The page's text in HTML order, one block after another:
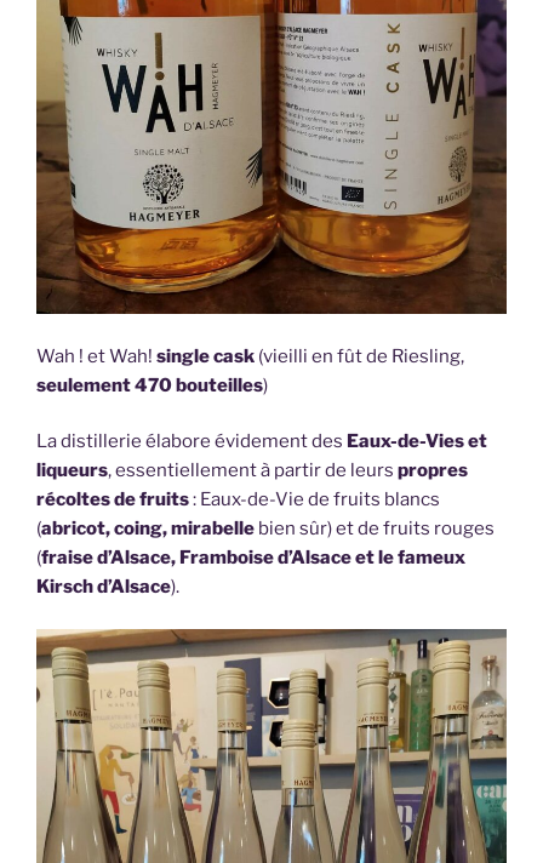
Wah ! et Wah! single cask (vieilli en fût de Riesling,
seulement 470 bouteilles)
La distillerie élabore évidement des Eaux-de-Vies et
liqueurs, essentiellement à partir de leurs propres
récoltes de fruits: Eaux-de-Vie de fruits blancs
(abricot, coing, mirabelle bien sûr) et de fruits rouges
(fraise d’Alsace, Framboise d’Alsace et le fameux
Kirsch d’Alsace).